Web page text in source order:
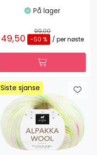
På lager
99,00
49,50 -50 % / per nøste
Siste sjanse
Siste sjanse
Siste sjanse
Siste sjanse